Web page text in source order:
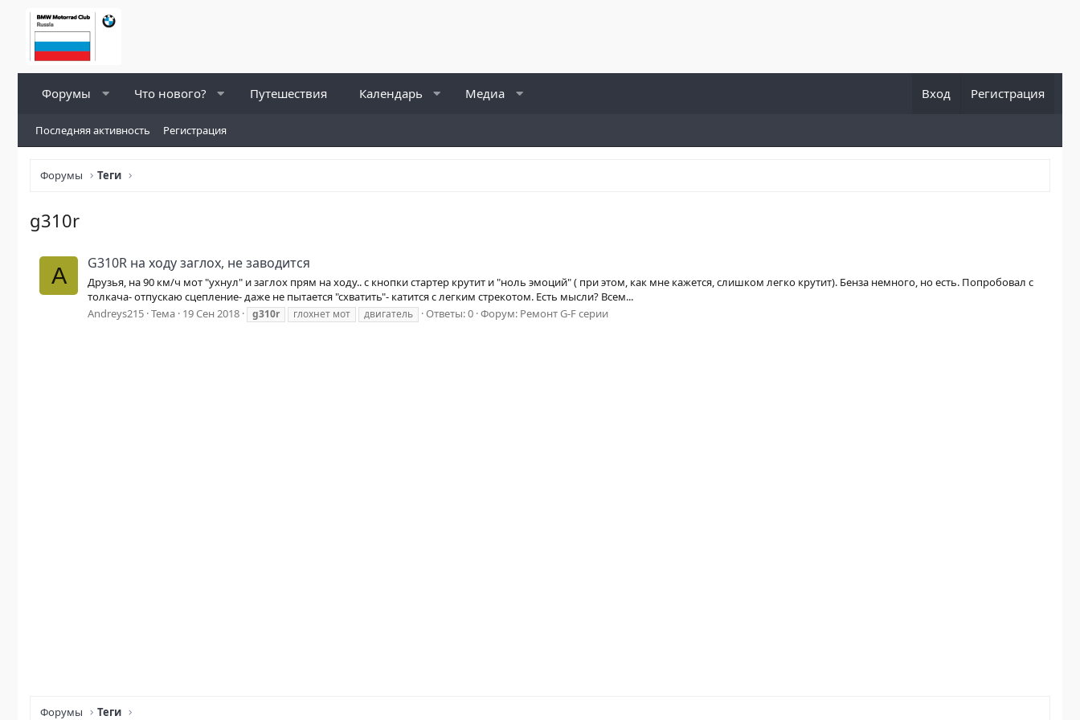
Форумы Что нового? Путешествия Календарь Медиа Вход Регистрация
Последняя активность Регистрация
Форумы Теги
g310r
A G310R на ходу заглох, не заводится
Друзья, на 90 км/ч мот "ухнул" и заглох прям на ходу.. с кнопки стартер крутит и "ноль эмоций" ( при этом, как мне кажется, слишком легко крутит). Бенза немного, но есть. Попробовал с
толкача- отпускаю сцепление- даже не пытается "схватить"- катится с легким стрекотом. Есть мысли? Всем...
Andreys215 Тема 19 Сен 2018 g310r глохнет мот двигатель Ответы: 0 Форум: Ремонт G-F серии
Форумы Теги